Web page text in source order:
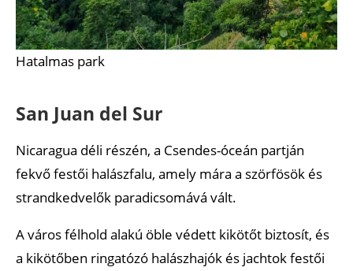
Hatalmas park
San Juan del Sur
Nicaragua déli részén, a Csendes-óceán partján
fekvő festői halászfalu, amely mára a szörfösök és
strandkedvelők paradicsomává vált.
A város félhold alakú öble védett kikötőt biztosít, és
a kikötőben ringatózó halászhajók és jachtok festői